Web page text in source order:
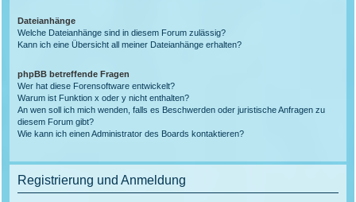
Dateianhänge
Welche Dateianhänge sind in diesem Forum zulässig?
Kann ich eine Übersicht all meiner Dateianhänge erhalten?
phpBB betreffende Fragen
Wer hat diese Forensoftware entwickelt?
Warum ist Funktion x oder y nicht enthalten?
An wen soll ich mich wenden, falls es Beschwerden oder juristische Anfragen zu
diesem Forum gibt?
Wie kann ich einen Administrator des Boards kontaktieren?
Registrierung und Anmeldung